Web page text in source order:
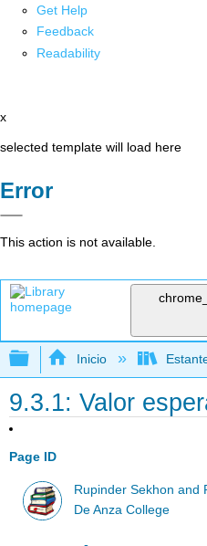
Get Help
Feedback
Readability
x
selected template will load here
Error
This action is not available.
Expandir/contraer
Inicio
9.3.1: Valor
Page ID
Rupinder Sekhon and
De Anza College